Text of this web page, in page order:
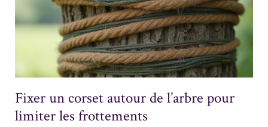
Fixer un corset autour de l’arbre pour
limiter les frottements